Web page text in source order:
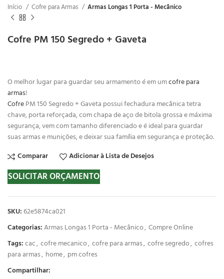
Início Cofre para Armas Armas Longas 1 Porta - Mecânico
Cofre PM 150 Segredo + Gaveta
O melhor lugar para guardar seu armamento é em umcofre para
armas!
CofrePM 150 Segredo + Gaveta possui fechadura mecânica tetra
chave, porta reforçada, com chapa de aço de bitola grossa e máxima
segurança, vem com tamanho diferenciado e é ideal para guardar
suas armas e munições, e deixar sua família em segurança e proteção.
Comparar
Adicionar à Lista de Desejos
SOLICITAR ORÇAMENTO
SKU:62e5874ca021
Categorias:Armas Longas 1 Porta - Mecânico, Compre Online
Tags:cac, cofre mecanico, cofre para armas, cofre segredo, cofres
para armas, home, pm cofres
Compartilhar: